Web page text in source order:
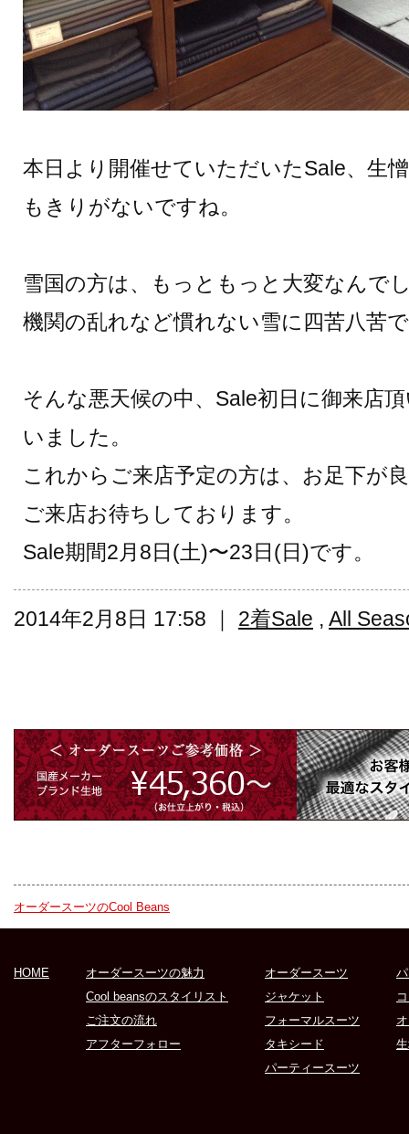
本日より開催せていただいたSale、生
もきりがないですね。
雪国の方は、もっともっと大変なんで
機関の乱れなど慣れない雪に四苦八苦
そんな悪天候の中、Sale初日に御来店
いました。
これからご来店予定の方は、お足下が
ご来店お待ちしております。
Sale期間2月8日(土)〜23日(日)です。
2014年2月8日 17:58 ｜ 2着Sale , All
オーダースーツのCool Beans
HOME
オーダースーツの魅力
Cool beansのスタイリスト
ご注文の流れ
アフターフォロー
オーダースーツ
ジャケット
フォーマルスーツ
タキシード
パーティースーツ